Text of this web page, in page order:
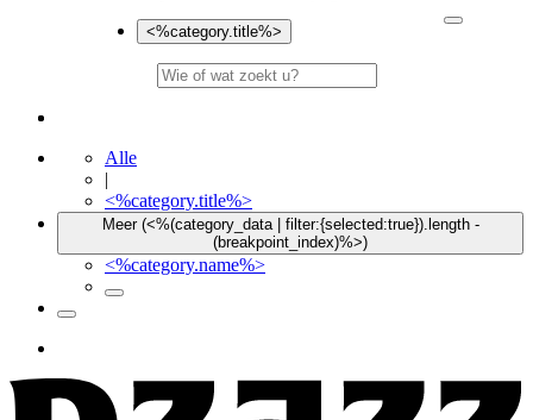
<%category.title%>
Alle
|
<%category.title%>
Meer (<%(category_data | filter:{selected:true}).length -
(breakpoint_index)%>)
<%category.name%>